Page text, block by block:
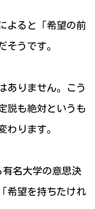
よると「希望の前
そうです。
ありません。こう
説も絶対というも
わります。
名大学の意思決
希望を持ちたけれ